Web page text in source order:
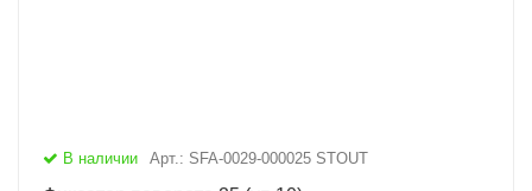
В наличии Арт.: SFA-0029-000025 STOUT